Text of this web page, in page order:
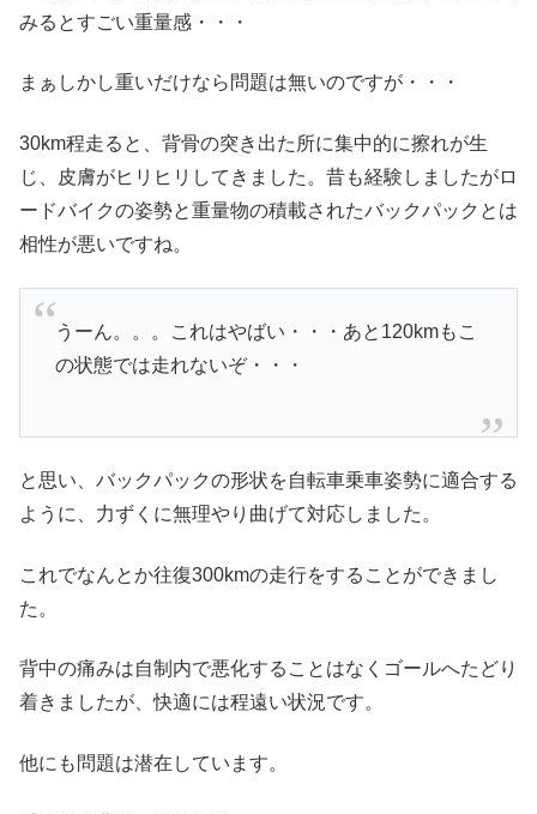
みるとすごい重量感・・・
まぁしかし重いだけなら問題は無いのですが・・・
30km程走ると、背骨の突き出た所に集中的に擦れが生
じ、皮膚がヒリヒリしてきました。昔も経験しましたがロ
ードバイクの姿勢と重量物の積載されたバックパックとは
相性が悪いですね。
うーん。。。これはやばい・・・あと120kmもこ
の状態では走れないぞ・・・
と思い、バックパックの形状を自転車乗車姿勢に適合する
ように、力ずくに無理やり曲げて対応しました。
これでなんとか往復300kmの走行をすることができまし
た。
背中の痛みは自制内で悪化することはなくゴールへたどり
着きましたが、快適には程遠い状況です。
他にも問題は潜在しています。